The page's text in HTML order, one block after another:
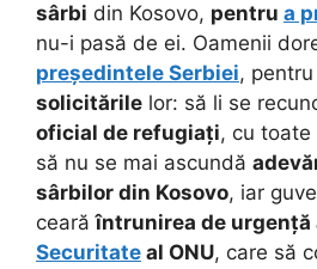
sârbi din Kosovo, pentru a
nu-i pasă de ei. Oamenii
președintele Serbiei,
solicitările lor: să li se
oficial de refugiați, cu toate
să nu se mai ascundă
sârbilor din Kosovo, iar
cearăîntrunirea de urgență
Securitate al ONU, care să